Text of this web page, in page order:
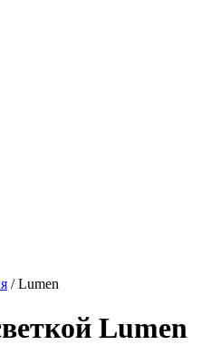
/Lumen
Lumen